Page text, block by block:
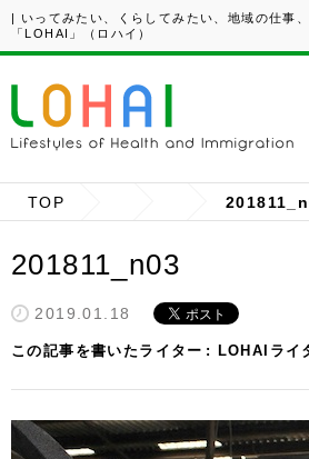
| いってみたい、くらしてみたい、地域の仕事
「LOHAI」（ロハイ）
TOP
201811_n03
2019.01.18
この記事を書いたライター LOHAIライ